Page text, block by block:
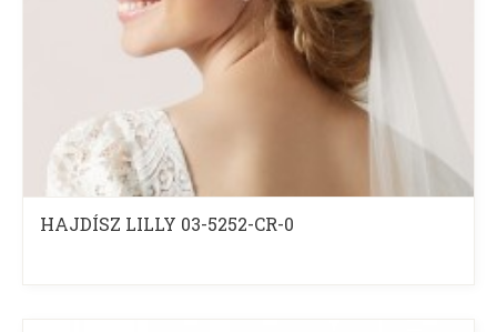
HAJDÍSZ LILLY 03-5252-CR-0